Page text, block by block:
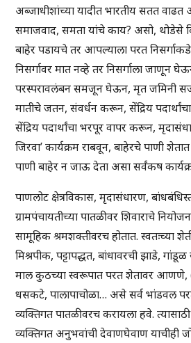
अब्जाधीशांच्या यादीत भारतीय सतत
समाजवाद, समता यांचे काय? असो, थोडेसे
बाहेर पडायचे तर आपल्याला परत
निसर्गावर मात नव्हे तर निसर्गाला जाणून
परस्परावलंबन समजून घेऊन, मृत जमिनी
मातीचे जतन, संवर्धन करून, सेंद्रिय
सेंद्रिय पदार्थांचा भरपूर वापर करून,
जिरवा’ कार्यक्रम राबवून, बाहेरचे पाणी
पाणी बाहेर न जाऊ देता असा सर्वंकष
पाणलोट क्षेत्रविकास, मृदासंधारण,
ग्रामपंचायतीच्या पातळीवर शिवाराचे
सामूहिक श्रमशक्तीवरच होतात. स्वतःच्या
मिश्रपीक, पट्टापद्धत, बांधावरची झाडे,
माल कुठच्या स्वरूपात परत शेतावर आणणे,
धसकटे, पालापाचोळा… असे सर्व भांडवल
व्यक्तिगत पातळीवरच करायला हवे.
व्यक्तिगत अनुभवांची देवाणघेवाण याचीही